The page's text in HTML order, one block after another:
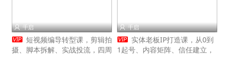
 千启
 短视频编导转型课，剪辑拍
摄、脚本拆解、实战投流，四周
 千启
 实体老板IP打造课，从0到
1起号、内容矩阵、信任建立，